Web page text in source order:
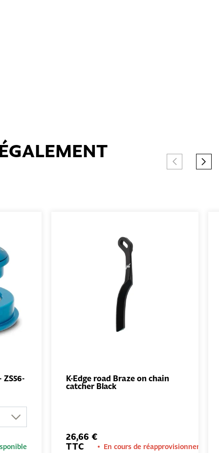
ZS56- K-Edge road Braze on chain
catcher Black
26,66 €
TTC
En cours de réapprovisionnement